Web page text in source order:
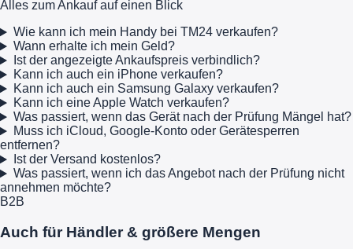
Alles zum Ankauf auf einen Blick
Wie kann ich mein Handy bei TM24 verkaufen?
Wann erhalte ich mein Geld?
Ist der angezeigte Ankaufspreis verbindlich?
Kann ich auch ein iPhone verkaufen?
Kann ich auch ein Samsung Galaxy verkaufen?
Kann ich eine Apple Watch verkaufen?
Was passiert, wenn das Gerät nach der Prüfung Mängel hat?
Muss ich iCloud, Google-Konto oder Gerätesperren
entfernen?
Ist der Versand kostenlos?
Was passiert, wenn ich das Angebot nach der Prüfung nicht
annehmen möchte?
B2B
Auch für Händler & größere Mengen